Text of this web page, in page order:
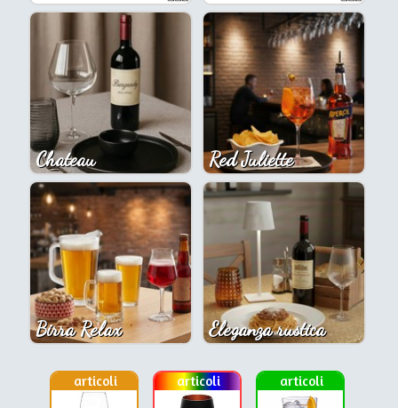
Chateau Red Juliette
Birra Relax Eleganza rustica
articoli articoli articoli